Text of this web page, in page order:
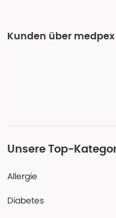
Kunden über medpex
Unsere Top-
Allergie
Diabetes